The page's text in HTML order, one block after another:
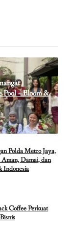
– Bloom &
Polda Metro Jaya,
Damai, dan
Indonesia
Coffee Perkuat